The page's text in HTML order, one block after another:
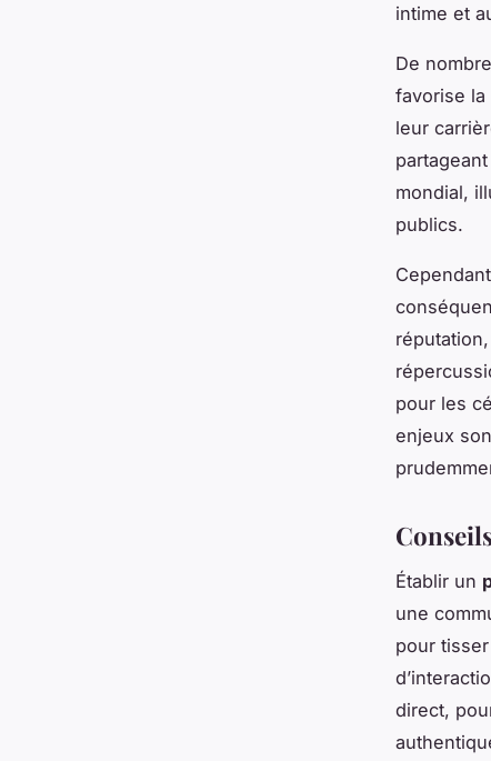
intime et
De
favorise la
leur
mondial,
publics.
pour les
enjeux
Établir un
une
pour
direct,